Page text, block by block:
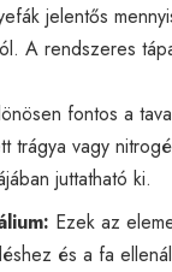
jelentős
A rendszeres
fontos a
trágya vagy
juttatható ki.
Ezek az
és a fa